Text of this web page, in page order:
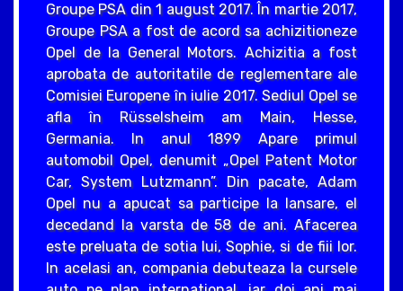
Groupe PSA din 1 august 2017. În martie 2017,
Groupe PSA a fost de acord sa achizitioneze
Opel de la General Motors. Achizitia a fost
aprobata de autoritatile de reglementare ale
Comisiei Europene în iulie 2017. Sediul Opel se
afla în Rüsselsheim am Main, Hesse,
Germania. In anul 1899 Apare primul
automobil Opel, denumit „Opel Patent Motor
Car, System Lutzmann”. Din pacate, Adam
Opel nu a apucat sa participe la lansare, el
decedand la varsta de 58 de ani. Afacerea
este preluata de sotia lui, Sophie, si de fiii lor.
In acelasi an, compania debuteaza la cursele